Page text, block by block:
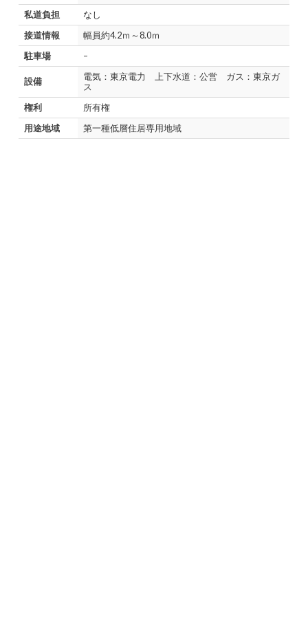
私道負担
なし
接道情報
幅員約4.2ｍ～8.0ｍ
駐車場
–
設備
電気：東京電力 上下水道：公営 ガス：東京ガ
ス
権利
所有権
用途地域
第一種低層住居専用地域